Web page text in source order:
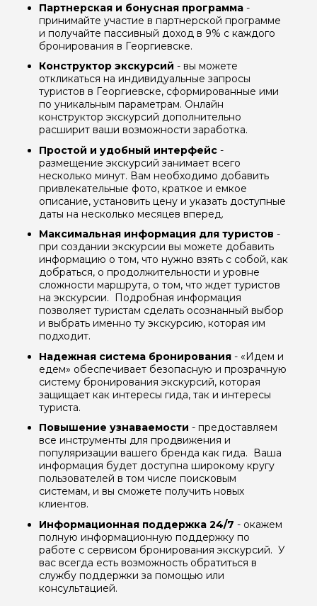
Партнерская и бонусная программа -
принимайте участие в партнерской программе
и получайте пассивный доход в 9% с каждого
бронирования в Георгиевске.
Конструктор экскурсий - вы можете
откликаться на индивидуальные запросы
туристов в Георгиевске, сформированные ими
по уникальным параметрам. Онлайн
конструктор экскурсий дополнительно
расширит ваши возможности заработка.
Простой и удобный интерфейс -
размещение экскурсий занимает всего
несколько минут. Вам необходимо добавить
привлекательные фото, краткое и емкое
описание, установить цену и указать доступные
даты на несколько месяцев вперед.
Максимальная информация для туристов -
при создании экскурсии вы можете добавить
информацию о том, что нужно взять с собой, как
добраться, о продолжительности и уровне
сложности маршрута, о том, что ждет туристов
на экскурсии. Подробная информация
позволяет туристам сделать осознанный выбор
и выбрать именно ту экскурсию, которая им
подходит.
Надежная система бронирования - «Идем и
едем» обеспечивает безопасную и прозрачную
систему бронирования экскурсий, которая
защищает как интересы гида, так и интересы
туриста.
Повышение узнаваемости - предоставляем
все инструменты для продвижения и
популяризации вашего бренда как гида. Ваша
информация будет доступна широкому кругу
пользователей в том числе поисковым
системам, и вы сможете получить новых
клиентов.
Информационная поддержка 24/7 - окажем
полную информационную поддержку по
работе с сервисом бронирования экскурсий. У
вас всегда есть возможность обратиться в
службу поддержки за помощью или
консультацией.
Задайте свой вопрос гиду
Как вас зовут
Ваша электронная почта
Ваш номер телефона